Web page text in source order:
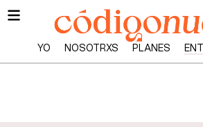
YO NOSOTRXS PLANES